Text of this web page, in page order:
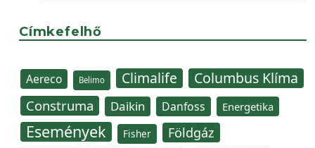
Címkefelhő
Aereco Belimo Climalife Columbus Klíma
Construma Daikin Danfoss Energetika
Események Fisher Földgáz